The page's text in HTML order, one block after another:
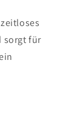
sorgt für